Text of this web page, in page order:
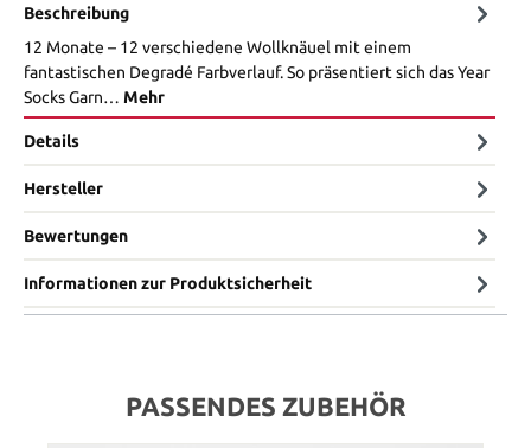
Beschreibung
12 Monate – 12 verschiedene Wollknäuel mit einem
fantastischen Degradé Farbverlauf. So präsentiert sich das Year
Socks Garn… Mehr
Details
Hersteller
Bewertungen
Informationen zur Produktsicherheit
PASSENDES ZUBEHÖR